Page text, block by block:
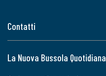
Contatti
La Nuova Bussola Quotidiana